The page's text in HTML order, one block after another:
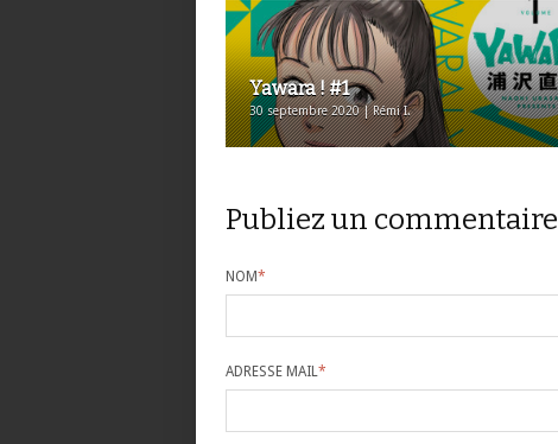
Yawara ! #1
30 septembre 2020 | Rémi I.
Publiez un commentaire
NOM*
ADRESSE MAIL*